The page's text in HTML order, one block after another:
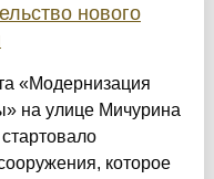
нового
«Модернизация
на улице Мичурина
которое